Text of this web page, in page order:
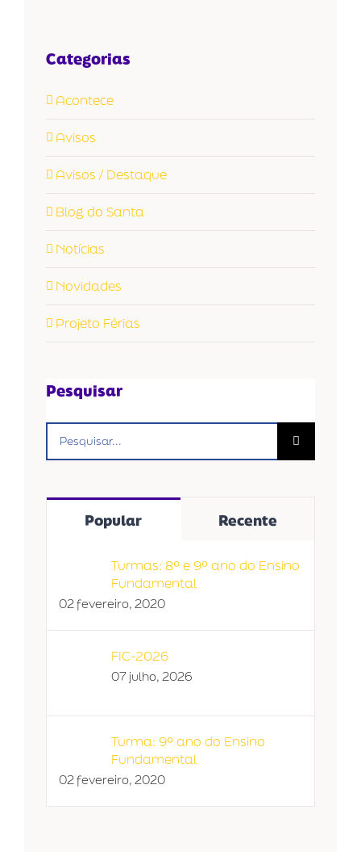
Categorias
Acontece
Avisos
Avisos / Destaque
Blog do Santa
Notícias
Novidades
Projeto Férias
Pesquisar
resultados
Popular Recente
Turmas: 8º e 9º ano do Ensino
Fundamental
02 fevereiro, 2020
FIC-2026
07 julho, 2026
Turma: 9º ano do Ensino
Fundamental
02 fevereiro, 2020